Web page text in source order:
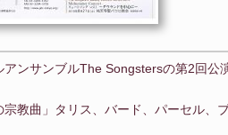
ンサンブルThe Songstersの第2回公
教曲」タリス、バード、パーセル、